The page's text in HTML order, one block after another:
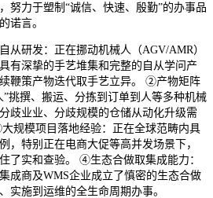
努力于塑制“诚信、快速、殷勤”的办事品
诺言。
研发：正在挪动机械人（AGV/AMR）
有深挚的手艺堆集和完整的自从学问产
鞭策产物迭代取手艺立异。 ②产物矩阵
挑撰、搬运、分拣到订单到人等多种机械
歧业业、分歧规模的仓储从动化升级需
规模项目落地经验：正在全球范畴内具
，特别正在电商大促等高并发场景下，
了实和查验。 ④生态合做取集成能力：
成商及WMS企业成立了慎密的生态合做
实施到运维的全生命周期办事。